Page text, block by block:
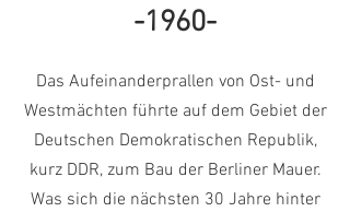
-1960-
Das Aufeinanderprallen von Ost- und
Westmächten führte auf dem Gebiet der
Deutschen Demokratischen Republik,
kurz DDR, zum Bau der Berliner Mauer.
Was sich die nächsten 30 Jahre hinter